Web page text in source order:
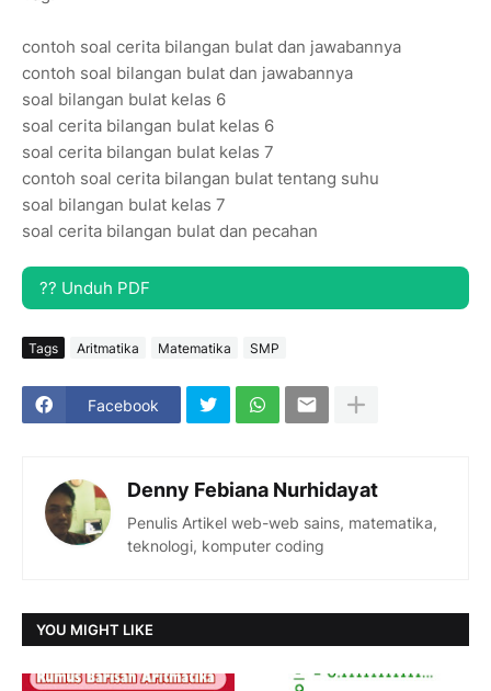
contoh soal cerita bilangan bulat dan jawabannya
contoh soal bilangan bulat dan jawabannya
soal bilangan bulat kelas 6
soal cerita bilangan bulat kelas 6
soal cerita bilangan bulat kelas 7
contoh soal cerita bilangan bulat tentang suhu
soal bilangan bulat kelas 7
soal cerita bilangan bulat dan pecahan
?? Unduh PDF
Tags Aritmatika Matematika SMP
Facebook
Denny Febiana Nurhidayat
Penulis Artikel web-web sains, matematika,
teknologi, komputer coding
YOU MIGHT LIKE